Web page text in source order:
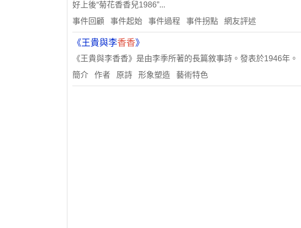
好上後“菊花香香兒1986”...
事件回顧 事件起始 事件過程 事件拐點 網友評述
《王貴與李香香》
《王貴與李香香》是由李季所著的長篇敘事詩。發表於1946年。
簡介 作者 原詩 形象塑造 藝術特色